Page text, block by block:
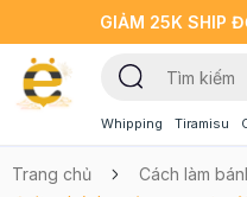
GIẢM 25K SHIP
Whipping Tiramisu
Trang chủ Cách làm